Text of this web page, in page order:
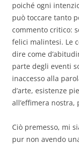
poiché ogni
può toccare tanto
commento critico:
felici malintesi. Le
dire come
parte degli eventi
inaccesso alla
d’arte, esistenze
all’effimera nostra,
Ciò premesso, mi
pur non avendo